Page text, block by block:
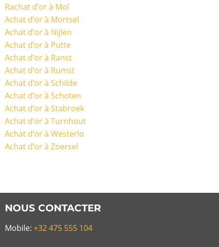
Rachat d’or à Mol
Achat d’or à Mortsel
Achat d’or à Nijlen
Achat d’or à Putte
Achat d’or à Ranst
Achat d’or à Rumst
Achat d’or à Schilde
Achat d’or à Schoten
Achat d’or à Stabroek
Achat d’or à Turnhout
Achat d’or à Westerlo
Achat d’or à Zoersel
NOUS CONTACTER
Mobile: +32 475 555 104